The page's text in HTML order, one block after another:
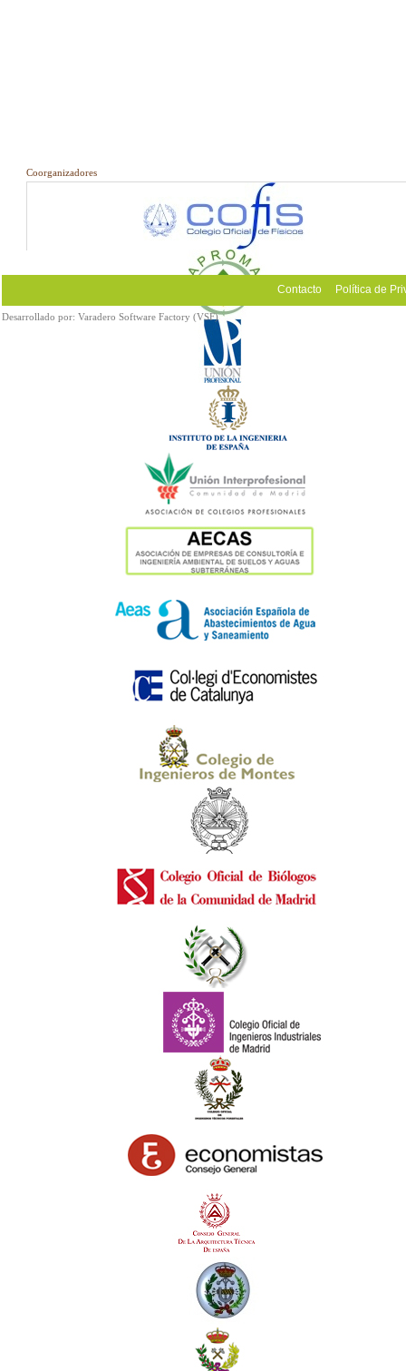
Coorganizadores
Contacto Política de
Desarrollado por: Varadero Software Factory (VSF)